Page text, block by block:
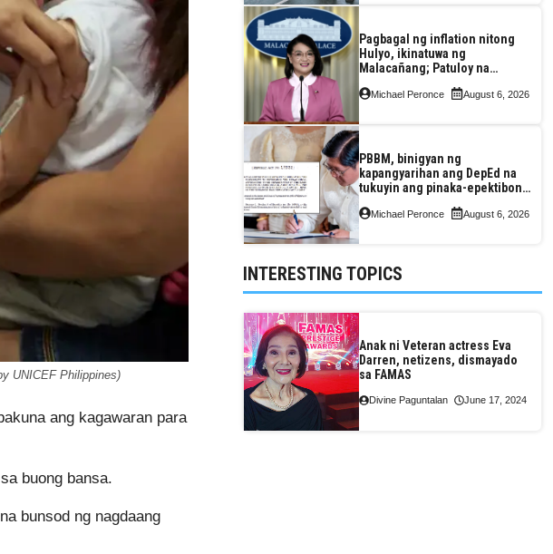
UNICEF Philippines)
ang kagawaran para
buong bansa.
bunsod ng nagdaang
Pagbagal ng inflation nitong
Hulyo, ikinatuwa ng
Malacañang; Patuloy na
seguridad sa pagkain,
Michael Peronce August 6, 2026
PBBM, binigyan ng
kapangyarihan ang DepEd na
tukuyin ang pinaka-epektibong
Michael Peronce August 6, 2026
INTERESTING TOPICS
Anak ni Veteran actress Eva
Darren, netizens, dismayado
sa FAMAS
Divine Paguntalan June 17, 2024